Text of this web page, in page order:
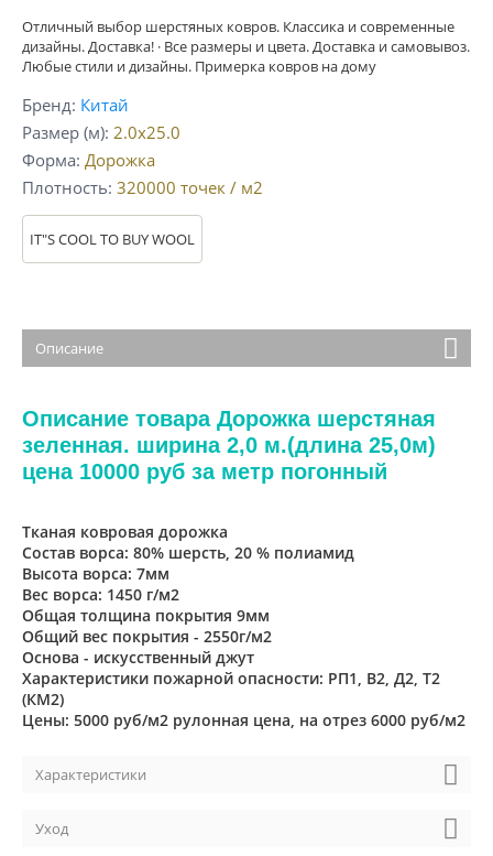
Отличный выбор шерстяных ковров. Классика и современные
дизайны. Доставка! · Все размеры и цвета. Доставка и самовывоз.
Любые стили и дизайны. Примерка ковров на дому
Бренд Китай
Размер (м) 2.0x25.0
Форма Дорожка
Плотность 320000 точек / м2
IT"S COOL TO BUY WOOL
Описание
Описание товара Дорожка шерстяная
зеленная. ширина 2,0 м.(длина 25,0м)
цена 10000 руб за метр погонный
Тканая ковровая дорожка
Состав ворса: 80% шерсть, 20 % полиамид
Высота ворса: 7мм
Вес ворса: 1450 г/м2
Общая толщина покрытия 9мм
Общий вес покрытия - 2550г/м2
Основа - искусственный джут
Характеристики пожарной опасности: РП1, В2, Д2, Т2
(КМ2)
Цены: 5000 руб/м2 рулонная цена, на отрез 6000 руб/м2
Характеристики
Уход